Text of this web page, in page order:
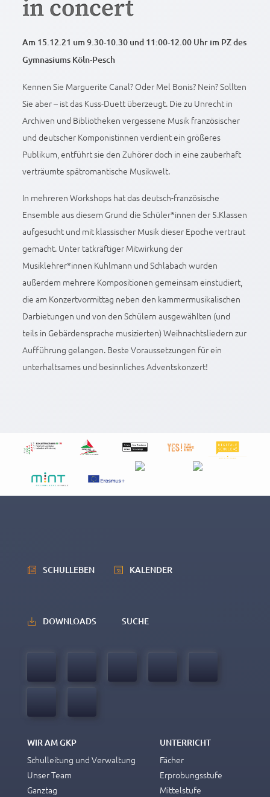
in concert
Am 15.12.21 um 9.30-10.30 und 11:00-12.00 Uhr im PZ des
Gymnasiums Köln-Pesch
Kennen Sie Marguerite Canal? Oder Mel Bonis? Nein? Sollten
Sie aber – ist das Kuss-Duett überzeugt. Die zu Unrecht in
Archiven und Bibliotheken vergessene Musik französischer
und deutscher Komponistinnen verdient ein größeres
Publikum, entführt sie den Zuhörer doch in eine zauberhaft
verträumte spätromantische Musikwelt.
In mehreren Workshops hat das deutsch-französische
Ensemble aus diesem Grund die Schüler*innen der 5.Klassen
aufgesucht und mit klassischer Musik dieser Epoche vertraut
gemacht. Unter tatkräftiger Mitwirkung der
Musiklehrer*innen Kuhlmann und Schlabach wurden
außerdem mehrere Kompositionen gemeinsam einstudiert,
die am Konzertvormittag neben den kammermusikalischen
Darbietungen und von den Schülern ausgewählten (und
teils in Gebärdensprache musizierten) Weihnachtsliedern zur
Aufführung gelangen. Beste Voraussetzungen für ein
unterhaltsames und besinnliches Adventskonzert!
SCHULLEBEN KALENDER
DOWNLOADS SUCHE
WIR AM GKP
Schulleitung und Verwaltung
Unser Team
Ganztag
UNTERRICHT
Fächer
Erprobungsstufe
Mittelstufe